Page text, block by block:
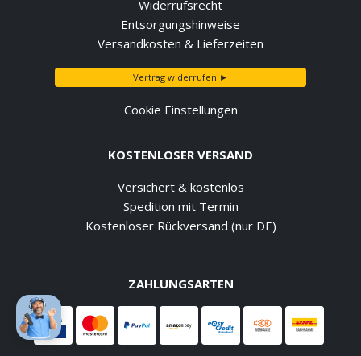
Widerrufsrecht
Entsorgungshinweise
Versandkosten & Lieferzeiten
Vertrag widerrufen ►
Cookie Einstellungen
KOSTENLOSER VERSAND
Versichert & kostenlos
Spedition mit Termin
Kostenloser Rückversand (nur DE)
ZAHLUNGSARTEN